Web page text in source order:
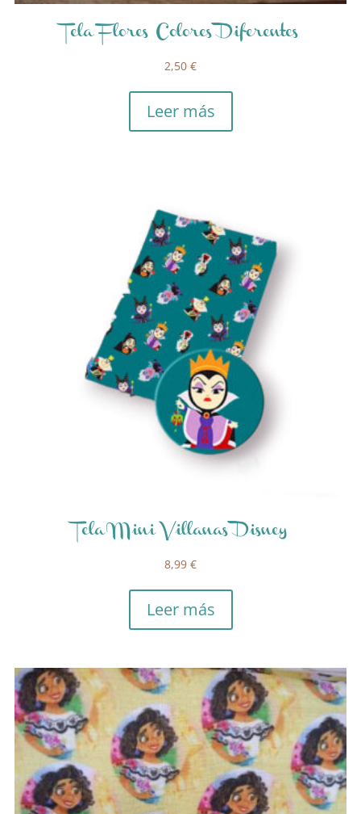
Tela Flores Colores Diferentes
2,50 €
Leer más
Tela Mini Villanas Disney
8,99 €
Leer más